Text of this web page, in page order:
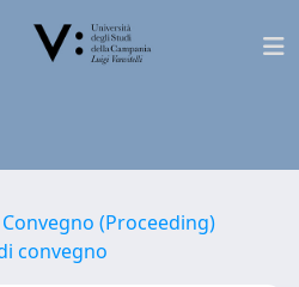
(Proceeding)
convegno